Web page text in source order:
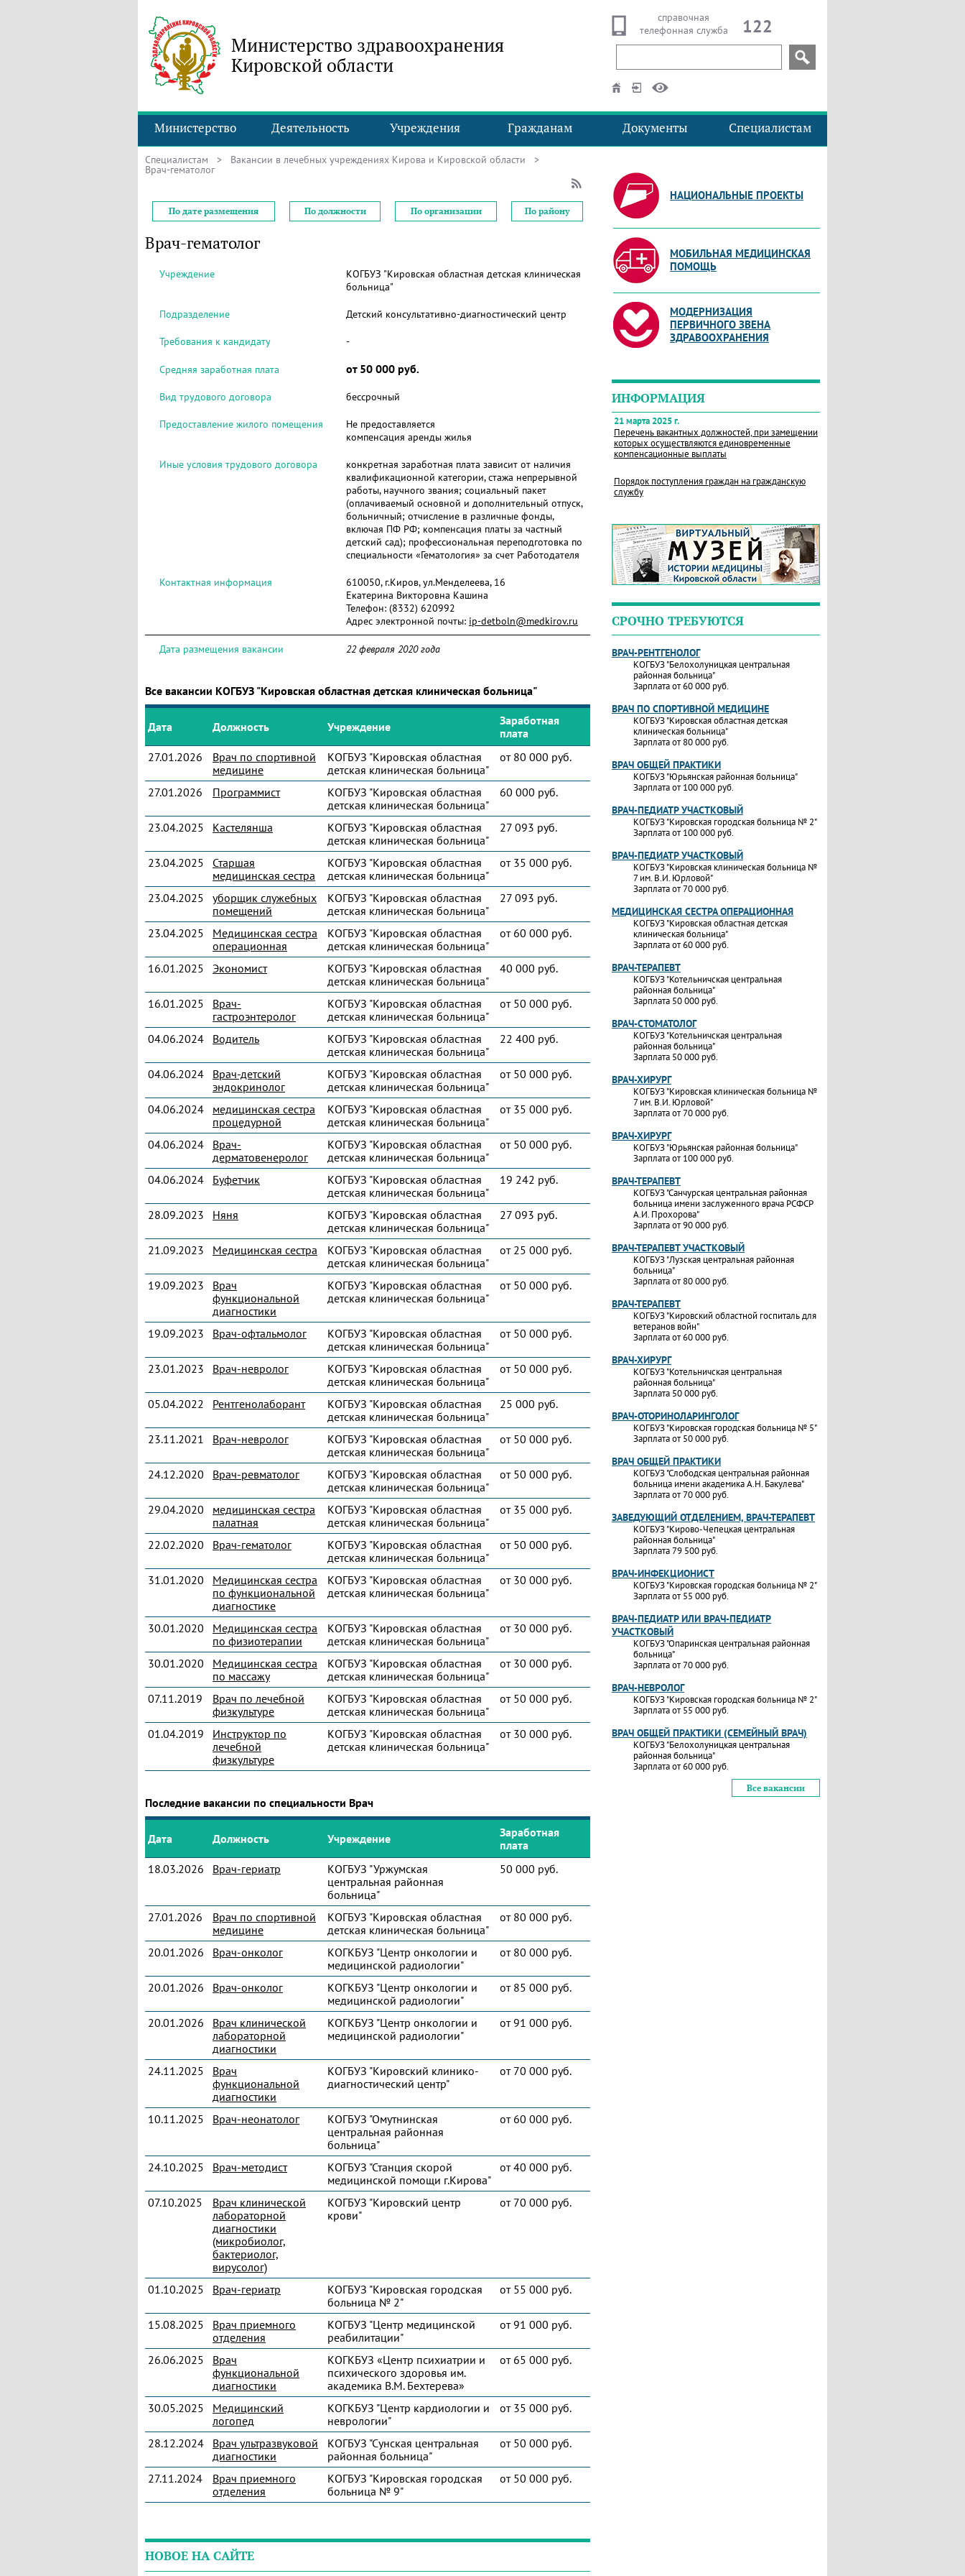
Министерство здравоохранения
Кировской области
справочная
телефонная служба
122
Министерство Деятельность Учреждения Гражданам Документы Специалистам
Специалистам > Вакансии в лечебных учреждениях Кирова и Кировской области >
Врач-гематолог
По дате размещения По должности По организации По району
Врач-гематолог
Учреждение
КОГБУЗ "Кировская областная детская клиническая
больница"
Подразделение Детский консультативно-диагностический центр
Требования к кандидату -
Средняя заработная плата от 50 000 руб.
Вид трудового договора бессрочный
Предоставление жилого помещения
Не предоставляется
компенсация аренды жилья
Иные условия трудового договора
конкретная заработная плата зависит от наличия
квалификационной категории, стажа непрерывной
работы, научного звания; социальный пакет
(оплачиваемый основной и дополнительный отпуск,
больничный; отчисление в различные фонды,
включая ПФ РФ; компенсация платы за частный
детский сад); профессиональная переподготовка по
специальности «Гематология» за счет Работодателя
Контактная информация
610050, г.Киров, ул.Менделеева, 16
Екатерина Викторовна Кашина
Телефон: (8332) 620992
Адрес электронной почты: ip-detboln@medkirov.ru
Дата размещения вакансии 22 февраля 2020 года
Все вакансии КОГБУЗ "Кировская областная детская клиническая больница"
Дата Должность Учреждение
Заработная
плата
27.01.2026
Врач по спортивной
медицине
КОГБУЗ "Кировская областная
детская клиническая больница"
от 80 000 руб.
27.01.2026 Программист
КОГБУЗ "Кировская областная
детская клиническая больница"
60 000 руб.
23.04.2025 Кастелянша
КОГБУЗ "Кировская областная
детская клиническая больница"
27 093 руб.
23.04.2025
Старшая
медицинская сестра
КОГБУЗ "Кировская областная
детская клиническая больница"
от 35 000 руб.
23.04.2025
уборщик служебных
помещений
КОГБУЗ "Кировская областная
детская клиническая больница"
27 093 руб.
23.04.2025
Медицинская сестра
операционная
КОГБУЗ "Кировская областная
детская клиническая больница"
от 60 000 руб.
16.01.2025 Экономист
КОГБУЗ "Кировская областная
детская клиническая больница"
40 000 руб.
16.01.2025
Врач-
гастроэнтеролог
КОГБУЗ "Кировская областная
детская клиническая больница"
от 50 000 руб.
04.06.2024 Водитель
КОГБУЗ "Кировская областная
детская клиническая больница"
22 400 руб.
04.06.2024
Врач-детский
эндокринолог
КОГБУЗ "Кировская областная
детская клиническая больница"
от 50 000 руб.
04.06.2024
медицинская сестра
процедурной
КОГБУЗ "Кировская областная
детская клиническая больница"
от 35 000 руб.
04.06.2024
Врач-
дерматовенеролог
КОГБУЗ "Кировская областная
детская клиническая больница"
от 50 000 руб.
04.06.2024 Буфетчик
КОГБУЗ "Кировская областная
детская клиническая больница"
19 242 руб.
28.09.2023 Няня
КОГБУЗ "Кировская областная
детская клиническая больница"
27 093 руб.
21.09.2023 Медицинская сестра
КОГБУЗ "Кировская областная
детская клиническая больница"
от 25 000 руб.
19.09.2023
Врач
функциональной
диагностики
КОГБУЗ "Кировская областная
детская клиническая больница"
от 50 000 руб.
19.09.2023 Врач-офтальмолог
КОГБУЗ "Кировская областная
детская клиническая больница"
от 50 000 руб.
23.01.2023 Врач-невролог
КОГБУЗ "Кировская областная
детская клиническая больница"
от 50 000 руб.
05.04.2022 Рентгенолаборант
КОГБУЗ "Кировская областная
детская клиническая больница"
25 000 руб.
23.11.2021 Врач-невролог
КОГБУЗ "Кировская областная
детская клиническая больница"
от 50 000 руб.
24.12.2020 Врач-ревматолог
КОГБУЗ "Кировская областная
детская клиническая больница"
от 50 000 руб.
29.04.2020
медицинская сестра
палатная
КОГБУЗ "Кировская областная
детская клиническая больница"
от 35 000 руб.
22.02.2020 Врач-гематолог
КОГБУЗ "Кировская областная
детская клиническая больница"
от 50 000 руб.
31.01.2020
Медицинская сестра
по функциональной
диагностике
КОГБУЗ "Кировская областная
детская клиническая больница"
от 30 000 руб.
30.01.2020
Медицинская сестра
по физиотерапии
КОГБУЗ "Кировская областная
детская клиническая больница"
от 30 000 руб.
30.01.2020
Медицинская сестра
по массажу
КОГБУЗ "Кировская областная
детская клиническая больница"
от 30 000 руб.
07.11.2019
Врач по лечебной
физкультуре
КОГБУЗ "Кировская областная
детская клиническая больница"
от 50 000 руб.
01.04.2019
Инструктор по
лечебной
физкультуре
КОГБУЗ "Кировская областная
детская клиническая больница"
от 30 000 руб.
Последние вакансии по специальности Врач
Дата Должность Учреждение
Заработная
плата
18.03.2026
Врач-гериатр
КОГБУЗ "Уржумская
центральная районная
больница"
50 000 руб.
27.01.2026
Врач по спортивной
медицине
КОГБУЗ "Кировская областная
детская клиническая больница"
от 80 000 руб.
20.01.2026 Врач-онколог
КОГКБУЗ "Центр онкологии и
медицинской радиологии"
от 80 000 руб.
20.01.2026 Врач-онколог
КОГКБУЗ "Центр онкологии и
медицинской радиологии"
от 85 000 руб.
20.01.2026
Врач клинической
лабораторной
диагностики
КОГКБУЗ "Центр онкологии и
медицинской радиологии"
от 91 000 руб.
24.11.2025
Врач
функциональной
диагностики
КОГБУЗ "Кировский клинико-
диагностический центр"
от 70 000 руб.
10.11.2025 Врач-неонатолог
КОГБУЗ "Омутнинская
центральная районная
больница"
от 60 000 руб.
24.10.2025 Врач-методист
КОГБУЗ "Станция скорой
медицинской помощи г.Кирова"
от 40 000 руб.
07.10.2025
Врач клинической
лабораторной
диагностики
(микробиолог,
бактериолог,
вирусолог)
КОГБУЗ "Кировский центр
крови"
от 70 000 руб.
01.10.2025 Врач-гериатр
КОГБУЗ "Кировская городская
больница № 2"
от 55 000 руб.
15.08.2025
Врач приемного
отделения
КОГБУЗ "Центр медицинской
реабилитации"
от 91 000 руб.
26.06.2025
Врач
функциональной
диагностики
КОГКБУЗ «Центр психиатрии и
психического здоровья им.
академика В.М. Бехтерева»
от 65 000 руб.
30.05.2025
Медицинский
логопед
КОГКБУЗ "Центр кардиологии и
неврологии"
от 35 000 руб.
28.12.2024
Врач ультразвуковой
диагностики
КОГБУЗ "Сунская центральная
районная больница"
от 50 000 руб.
27.11.2024
Врач приемного
отделения
КОГБУЗ "Кировская городская
больница № 9"
от 50 000 руб.
НОВОЕ НА САЙТЕ
НАЦИОНАЛЬНЫЕ ПРОЕКТЫ
МОБИЛЬНАЯ МЕДИЦИНСКАЯ
ПОМОЩЬ
МОДЕРНИЗАЦИЯ
ПЕРВИЧНОГО ЗВЕНА
ЗДРАВООХРАНЕНИЯ
ИНФОРМАЦИЯ
21 марта 2025 г.
Перечень вакантных должностей, при замещении
которых осуществляются единовременные
компенсационные выплаты
Порядок поступления граждан на гражданскую
службу
СРОЧНО ТРЕБУЮТСЯ
ВРАЧ-РЕНТГЕНОЛОГ
КОГБУЗ "Белохолуницкая центральная
районная больница"
Зарплата от 60 000 руб.
ВРАЧ ПО СПОРТИВНОЙ МЕДИЦИНЕ
КОГБУЗ "Кировская областная детская
клиническая больница"
Зарплата от 80 000 руб.
ВРАЧ ОБЩЕЙ ПРАКТИКИ
КОГБУЗ "Юрьянская районная больница"
Зарплата от 100 000 руб.
ВРАЧ-ПЕДИАТР УЧАСТКОВЫЙ
КОГБУЗ "Кировская городская больница № 2"
Зарплата от 100 000 руб.
ВРАЧ-ПЕДИАТР УЧАСТКОВЫЙ
КОГБУЗ "Кировская клиническая больница №
7 им. В.И. Юрловой"
Зарплата от 70 000 руб.
МЕДИЦИНСКАЯ СЕСТРА ОПЕРАЦИОННАЯ
КОГБУЗ "Кировская областная детская
клиническая больница"
Зарплата от 60 000 руб.
ВРАЧ-ТЕРАПЕВТ
КОГБУЗ "Котельничская центральная
районная больница"
Зарплата 50 000 руб.
ВРАЧ-СТОМАТОЛОГ
КОГБУЗ "Котельничская центральная
районная больница"
Зарплата 50 000 руб.
ВРАЧ-ХИРУРГ
КОГБУЗ "Кировская клиническая больница №
7 им. В.И. Юрловой"
Зарплата от 70 000 руб.
ВРАЧ-ХИРУРГ
КОГБУЗ "Юрьянская районная больница"
Зарплата от 100 000 руб.
ВРАЧ-ТЕРАПЕВТ
КОГБУЗ "Санчурская центральная районная
больница имени заслуженного врача РСФСР
А.И. Прохорова"
Зарплата от 90 000 руб.
ВРАЧ-ТЕРАПЕВТ УЧАСТКОВЫЙ
КОГБУЗ "Лузская центральная районная
больница"
Зарплата от 80 000 руб.
ВРАЧ-ТЕРАПЕВТ
КОГБУЗ "Кировский областной госпиталь для
ветеранов войн"
Зарплата от 60 000 руб.
ВРАЧ-ХИРУРГ
КОГБУЗ "Котельничская центральная
районная больница"
Зарплата 50 000 руб.
ВРАЧ-ОТОРИНОЛАРИНГОЛОГ
КОГБУЗ "Кировская городская больница № 5"
Зарплата от 50 000 руб.
ВРАЧ ОБЩЕЙ ПРАКТИКИ
КОГБУЗ "Слободская центральная районная
больница имени академика А.Н. Бакулева"
Зарплата от 70 000 руб.
ЗАВЕДУЮЩИЙ ОТДЕЛЕНИЕМ, ВРАЧ-ТЕРАПЕВТ
КОГБУЗ "Кирово-Чепецкая центральная
районная больница"
Зарплата 79 500 руб.
ВРАЧ-ИНФЕКЦИОНИСТ
КОГБУЗ "Кировская городская больница № 2"
Зарплата от 55 000 руб.
ВРАЧ-ПЕДИАТР ИЛИ ВРАЧ-ПЕДИАТР
УЧАСТКОВЫЙ
КОГБУЗ "Опаринская центральная районная
больница"
Зарплата от 70 000 руб.
ВРАЧ-НЕВРОЛОГ
КОГБУЗ "Кировская городская больница № 2"
Зарплата от 55 000 руб.
ВРАЧ ОБЩЕЙ ПРАКТИКИ (СЕМЕЙНЫЙ ВРАЧ)
КОГБУЗ "Белохолуницкая центральная
районная больница"
Зарплата от 60 000 руб.
Все вакансии